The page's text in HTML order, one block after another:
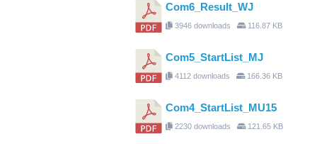
Com6_Result_WJ
3946 downloads 116.87 KB
Com5_StartList_MJ
4112 downloads 166.36 KB
Com4_StartList_MU15
2230 downloads 121.65 KB